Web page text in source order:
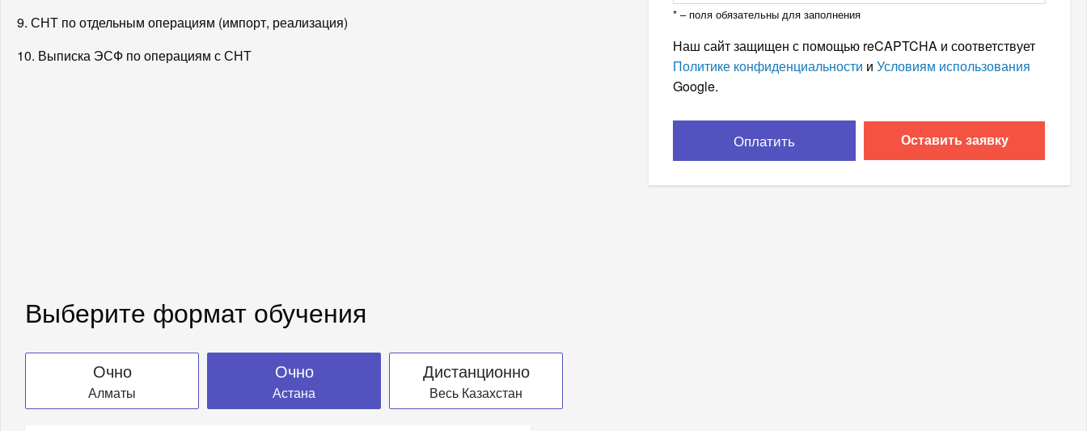
9. СНТ по отдельным операциям (импорт, реализация)
10. Выписка ЭСФ по операциям с СНТ
* – поля обязательны для заполнения
Наш сайт защищен с помощью reCAPTCHA и соответствует
Политике конфиденциальности иУсловиям использования
Google.
Оплатить Оставить заявку
Выберите формат обучения
Очно
Алматы
Очно
Астана
Дистанционно
Весь Казахстан